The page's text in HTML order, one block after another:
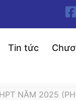
Tin tức
NĂM 2025